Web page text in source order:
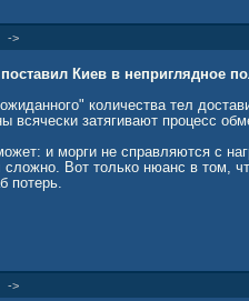
->
Киев в неприглядное
количества тел
всячески затягивают процесс
и морги не справляются с
Вот только нюанс в том,
потерь.
->